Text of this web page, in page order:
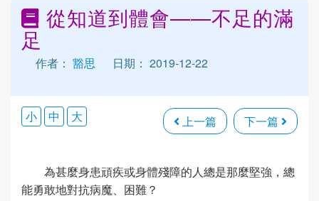
從知道到體會——不足的滿
足
作者： 豁思 日期： 2019-12-22
上一篇 下一篇
小 中 大
為甚麼身患頑疾或身體殘障的人總是那麼堅強，總
能勇敢地對抗病魔、困難？